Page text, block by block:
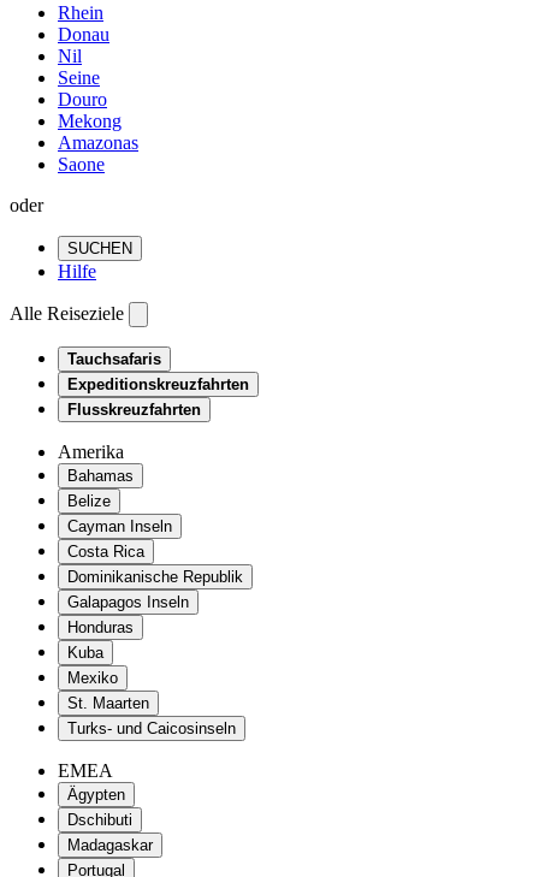
Rhein
Donau
Nil
Seine
Douro
Mekong
Amazonas
Saone
oder
SUCHEN
Hilfe
Alle Reiseziele
Tauchsafaris
Expeditionskreuzfahrten
Flusskreuzfahrten
Amerika
Bahamas
Belize
Cayman Inseln
Costa Rica
Dominikanische Republik
Galapagos Inseln
Honduras
Kuba
Mexiko
St. Maarten
Turks- und Caicosinseln
EMEA
Ägypten
Dschibuti
Madagaskar
Portugal